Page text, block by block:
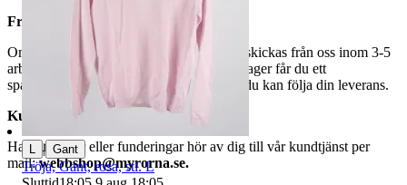
Frakt
Om du har valt frakt kommer din vara att skickas från oss inom 3-5
arbetsdagar. När din vara har lämnat vårt lager får du ett
spårningsnummer av DSV inom kort där du kan följa din leverans.
Kundservice
Har du frågor eller funderingar hör av dig till vår kundtjänst per
mail:webbshop@myrorna.se.
| Gant
Tröja, Gant, rosa, stl. L